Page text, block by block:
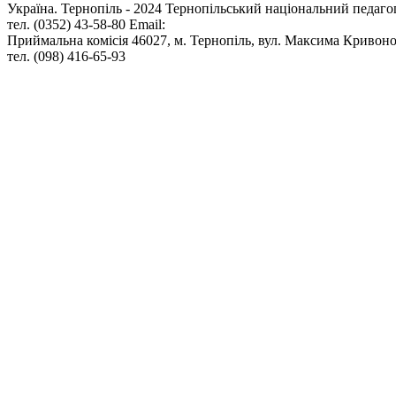
Україна. Тернопіль - 2024 Тернопільський національний
тел. (0352) 43-58-80 Email:
Приймальна комісія 46027, м. Тернопіль, вул. Максима
тел. (098) 416-65-93